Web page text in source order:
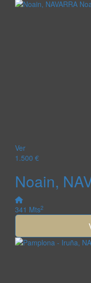
Ver
1.500 €
Noain,
341 Mts2